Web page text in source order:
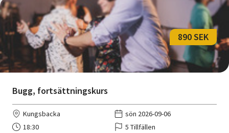
Bugg, fortsättningskurs
890 SEK
Kungsbacka
sön 2026-09-06
18:30
5 Tillfällen